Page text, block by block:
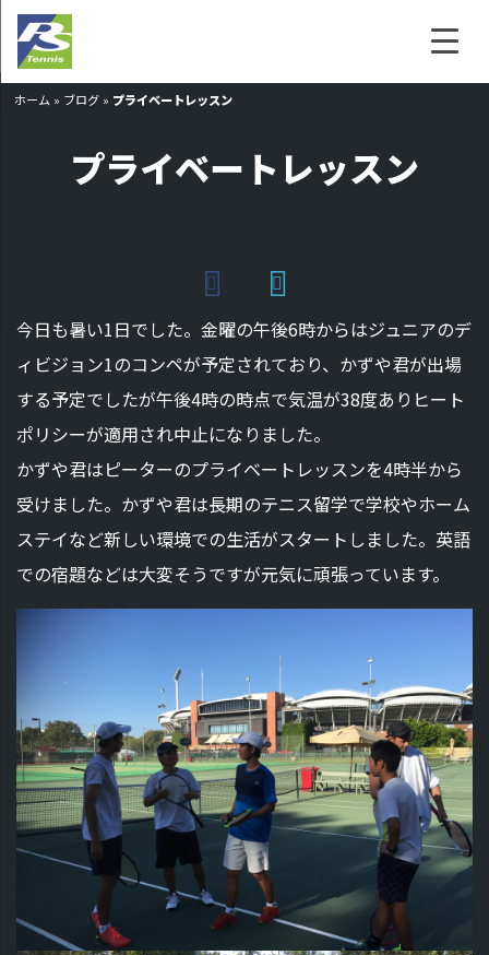
ホーム » ブログ » プライベートレッスン
プライベートレッスン
今日も暑い1日でした。金曜の午後6時からはジュニアのデ
ィビジョン1のコンペが予定されており、かずや君が出場
する予定でしたが午後4時の時点で気温が38度ありヒート
ポリシーが適用され中止になりました。
かずや君はピーターのプライベートレッスンを4時半から
受けました。かずや君は長期のテニス留学で学校やホーム
ステイなど新しい環境での生活がスタートしました。英語
での宿題などは大変そうですが元気に頑張っています。